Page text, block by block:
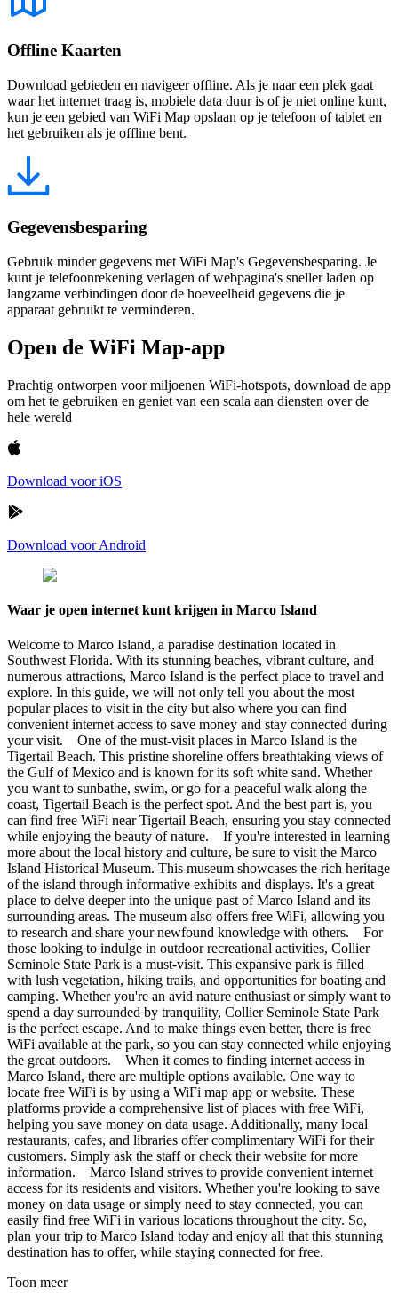
Offline Kaarten
Download gebieden en navigeer offline. Als je naar een plek gaat
waar het internet traag is, mobiele data duur is of je niet online kunt,
kun je een gebied van WiFi Map opslaan op je telefoon of tablet en
het gebruiken als je offline bent.
Gegevensbesparing
Gebruik minder gegevens met WiFi Map's Gegevensbesparing. Je
kunt je telefoonrekening verlagen of webpagina's sneller laden op
langzame verbindingen door de hoeveelheid gegevens die je
apparaat gebruikt te verminderen.
Open de WiFi Map-app
Prachtig ontworpen voor miljoenen WiFi-hotspots, download de app
om het te gebruiken en geniet van een scala aan diensten over de
hele wereld
Download voor iOS
Download voor Android
Waar je open internet kunt krijgen in Marco Island
Welcome to Marco Island, a paradise destination located in
Southwest Florida. With its stunning beaches, vibrant culture, and
numerous attractions, Marco Island is the perfect place to travel and
explore. In this guide, we will not only tell you about the most
popular places to visit in the city but also where you can find
convenient internet access to save money and stay connected during
your visit. One of the must-visit places in Marco Island is the
Tigertail Beach. This pristine shoreline offers breathtaking views of
the Gulf of Mexico and is known for its soft white sand. Whether
you want to sunbathe, swim, or go for a peaceful walk along the
coast, Tigertail Beach is the perfect spot. And the best part is, you
can find free WiFi near Tigertail Beach, ensuring you stay connected
while enjoying the beauty of nature. If you're interested in learning
more about the local history and culture, be sure to visit the Marco
Island Historical Museum. This museum showcases the rich heritage
of the island through informative exhibits and displays. It's a great
place to delve deeper into the unique past of Marco Island and its
surrounding areas. The museum also offers free WiFi, allowing you
to research and share your newfound knowledge with others. For
those looking to indulge in outdoor recreational activities, Collier
Seminole State Park is a must-visit. This expansive park is filled
with lush vegetation, hiking trails, and opportunities for boating and
camping. Whether you're an avid nature enthusiast or simply want to
spend a day surrounded by tranquility, Collier Seminole State Park
is the perfect escape. And to make things even better, there is free
WiFi available at the park, so you can stay connected while enjoying
the great outdoors. When it comes to finding internet access in
Marco Island, there are multiple options available. One way to
locate free WiFi is by using a WiFi map app or website. These
platforms provide a comprehensive list of places with free WiFi,
helping you save money on data usage. Additionally, many local
restaurants, cafes, and libraries offer complimentary WiFi for their
customers. Simply ask the staff or check their website for more
information. Marco Island strives to provide convenient internet
access for its residents and visitors. Whether you're looking to save
money on data usage or simply need to stay connected, you can
easily find free WiFi in various locations throughout the city. So,
plan your trip to Marco Island today and enjoy all that this stunning
destination has to offer, while staying connected for free.
Toon meer